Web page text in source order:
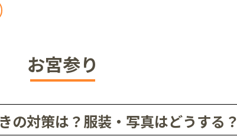
お宮参り
の対策は？服装・写真はどうする？